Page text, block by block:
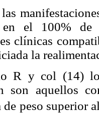
el 100% de
clínicas
la
R y col (14)
son aquellos
peso superior